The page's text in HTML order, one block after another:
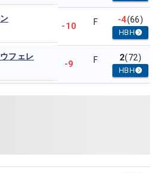
-10 F -4(66)
HBH
フェレ
-9 F 2(72)
HBH